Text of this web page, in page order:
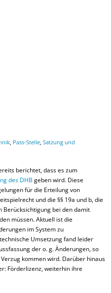
Pass-Stelle Satzung und
berichtet, dass es zum
des DHB geben wird. Diese
für die Erteilung von
und die §§ 19a und b, die
Berücksichtigung bei den damit
müssen. Aktuell ist die
im System zu
Umsetzung fand leider
der o. g. Änderungen, so
kommen wird. Darüber hinaus
Förderlizenz, weiterhin ihre